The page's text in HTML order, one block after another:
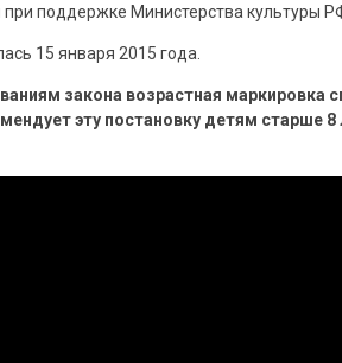
при поддержке Министерства культуры
15 января 2015 года.
закона возрастная маркировка
эту постановку детям старше 8